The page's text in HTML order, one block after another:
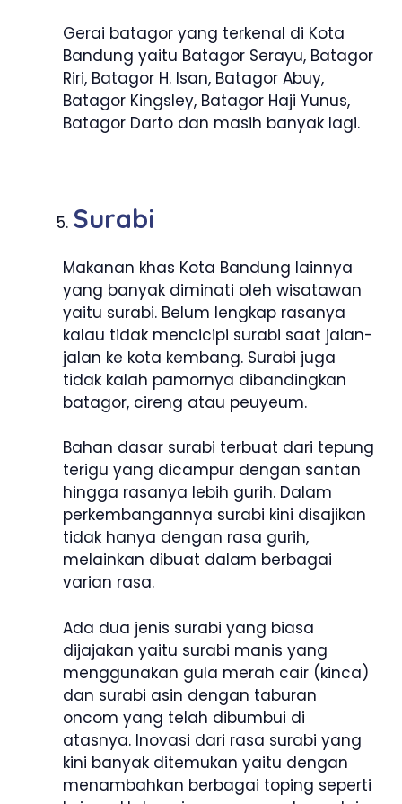
Gerai batagor yang terkenal di Kota
Bandung yaitu Batagor Serayu, Batagor
Riri, Batagor H. Isan, Batagor Abuy,
Batagor Kingsley, Batagor Haji Yunus,
Batagor Darto dan masih banyak lagi.
Surabi
Makanan khas Kota Bandung lainnya
yang banyak diminati oleh wisatawan
yaitu surabi. Belum lengkap rasanya
kalau tidak mencicipi surabi saat jalan-
jalan ke kota kembang. Surabi juga
tidak kalah pamornya dibandingkan
batagor, cireng atau peuyeum.
Bahan dasar surabi terbuat dari tepung
terigu yang dicampur dengan santan
hingga rasanya lebih gurih. Dalam
perkembangannya surabi kini disajikan
tidak hanya dengan rasa gurih,
melainkan dibuat dalam berbagai
varian rasa.
Ada dua jenis surabi yang biasa
dijajakan yaitu surabi manis yang
menggunakan gula merah cair (kinca)
dan surabi asin dengan taburan
oncom yang telah dibumbui di
atasnya. Inovasi dari rasa surabi yang
kini banyak ditemukan yaitu dengan
menambahkan berbagai toping seperti